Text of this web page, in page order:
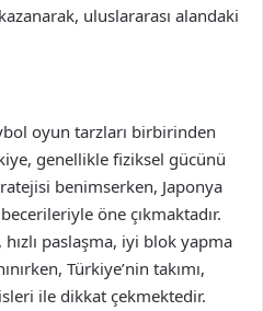
uluslararası alandaki
oyun tarzları birbirinden
genellikle fiziksel gücünü
benimserken, Japonya
öne çıkmaktadır.
hızlı paslaşma, iyi blok yapma
Türkiye’nin takımı,
ile dikkat çekmektedir.